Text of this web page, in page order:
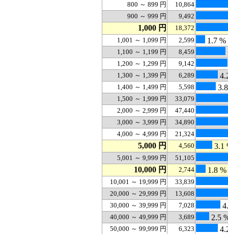
800 ～ 899 円
10,864
900 ～ 999 円
9,492
1,000 円
18,372
1,001 ～ 1,099 円
2,599 1.7 %
1,100 ～ 1,199 円 8,459
1,200 ～ 1,299 円 9,142
1,300 ～ 1,399 円 6,289
1,400 ～ 1,499 円 5,598
1,500 ～ 1,999 円
33,079
2,000 ～ 2,999 円
47,440
3,000 ～ 3,999 円
34,890
4,000 ～ 4,999 円
21,324
5,000 円 4,560 3.1
5,001 ～ 9,999 円 51,105
10,000 円 2,744 1.8 %
10,001 ～ 19,999 円
33,839
20,000 ～ 29,999 円
13,608
30,000 ～ 39,999 円
7,028
40,000 ～ 49,999 円 3,689 2.5
50,000 ～ 99,999 円 6,323